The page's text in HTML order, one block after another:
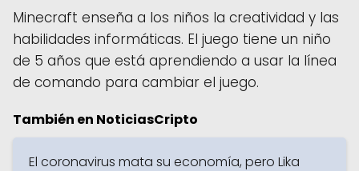
Minecraft enseña a los niños la creatividad y las
habilidades informáticas. El juego tiene un niño
de 5 años que está aprendiendo a usar la línea
de comando para cambiar el juego.
También en NoticiasCripto
El coronavirus mata su economía, pero Lika